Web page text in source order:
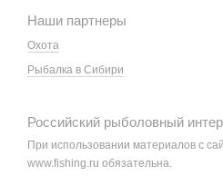
Наши партнеры
Охота
Рыбалка в Сибири
Российский рыболовный
При использовании материалов с
www.fishing.ru обязательна.